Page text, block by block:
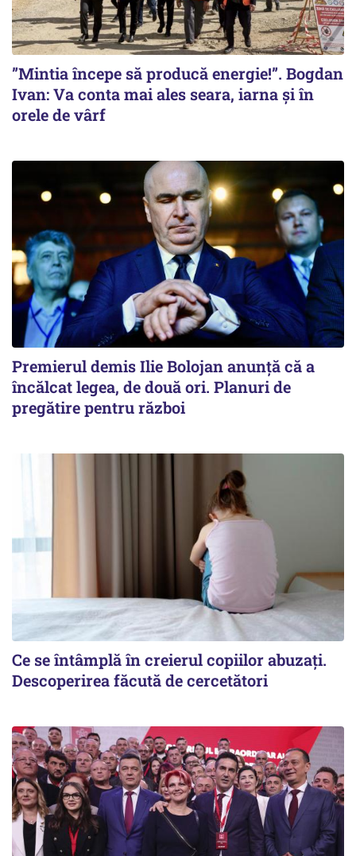
”Mintia începe să producă energie!”. Bogdan
Ivan: Va conta mai ales seara, iarna și în
orele de vârf
Premierul demis Ilie Bolojan anunță că a
încălcat legea, de două ori. Planuri de
pregătire pentru război
Ce se întâmplă în creierul copiilor abuzați.
Descoperirea făcută de cercetători